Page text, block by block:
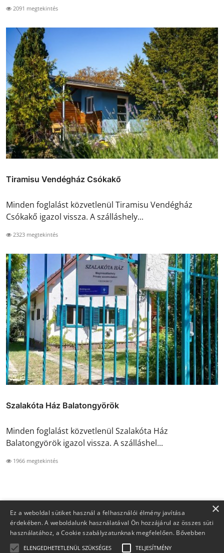
2091 megtekintés
Tiramisu Vendégház Csókakő
Minden foglalást közvetlenül Tiramisu Vendégház
Csókakő igazol vissza. A szálláshely...
2323 megtekintés
Szalakóta Ház Balatongyörök
Minden foglalást közvetlenül Szalakóta Ház
Balatongyörök igazol vissza. A szálláshel...
1966 megtekintés
×
Ez a weboldal sütiket használ a felhasználói élmény javítása
érdekében. A weboldalunk használatával Ön hozzájárul az összes süti
használatához, a Cookie szabályzatunknak megfelelően. Bővebben
ELENGEDHETETLENÜL SZÜKSÉGES TELJESÍTMÉNY